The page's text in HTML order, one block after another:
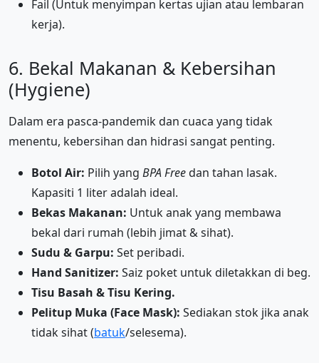
Fail (Untuk menyimpan kertas ujian atau lembaran
kerja).
6. Bekal Makanan & Kebersihan
(Hygiene)
Dalam era pasca-pandemik dan cuaca yang tidak
menentu, kebersihan dan hidrasi sangat penting.
Botol Air: Pilih yang BPA Freedan tahan lasak.
Kapasiti 1 liter adalah ideal.
Bekas Makanan: Untuk anak yang membawa
bekal dari rumah (lebih jimat & sihat).
Sudu & Garpu: Set peribadi.
Hand Sanitizer: Saiz poket untuk diletakkan di beg.
Tisu Basah & Tisu Kering.
Pelitup Muka (Face Mask): Sediakan stok jika anak
tidak sihat (batuk/selesema).